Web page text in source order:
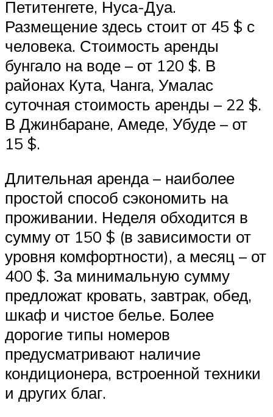
Петитенгете, Нуса-Дуа.
Размещение здесь стоит от 45 $ с
человека. Стоимость аренды
бунгало на воде – от 120 $. В
районах Кута, Чанга, Умалас
суточная стоимость аренды – 22 $.
В Джинбаране, Амеде, Убуде – от
15 $.
Длительная аренда – наиболее
простой способ сэкономить на
проживании. Неделя обходится в
сумму от 150 $ (в зависимости от
уровня комфортности), а месяц – от
400 $. За минимальную сумму
предложат кровать, завтрак, обед,
шкаф и чистое белье. Более
дорогие типы номеров
предусматривают наличие
кондиционера, встроенной техники
и других благ.